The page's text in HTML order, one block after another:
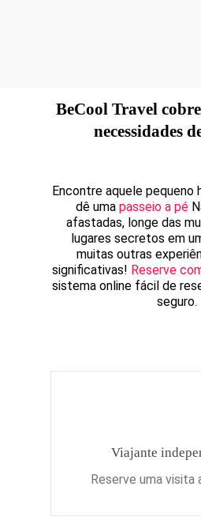
BeCool Travel
necessidades
Encontre aquele
dê uma passeio a pé
afastadas, longe das
lugares secretos em
muitas outras
significativas! Reserve
sistema online fácil de
seguro.
Viajante
Reserve uma visita